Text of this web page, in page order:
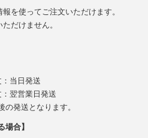
を使ってご注文いただけます。
だけません。
当日発送
翌営業日発送
発送となります。
場合】